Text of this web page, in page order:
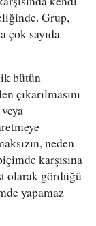
Grup,
çok sayıda
bütün
çıkarılmasını
neden
karşısına
olarak gördüğü
yapamaz